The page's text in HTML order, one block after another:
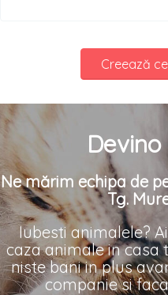
Creează
Ne mărim echipa de
Tg.
Iubesti animalele?
caza animale in casa
niste bani in plus
companie si